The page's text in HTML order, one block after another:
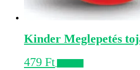
Kinder Meglepetés
479 Ft